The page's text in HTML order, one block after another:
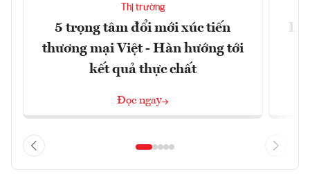
Thị trường
5 trọng tâm đổi mới xúc tiến
thương mại Việt - Hàn hướng tới
kết quả thực chất
Đọc ngay